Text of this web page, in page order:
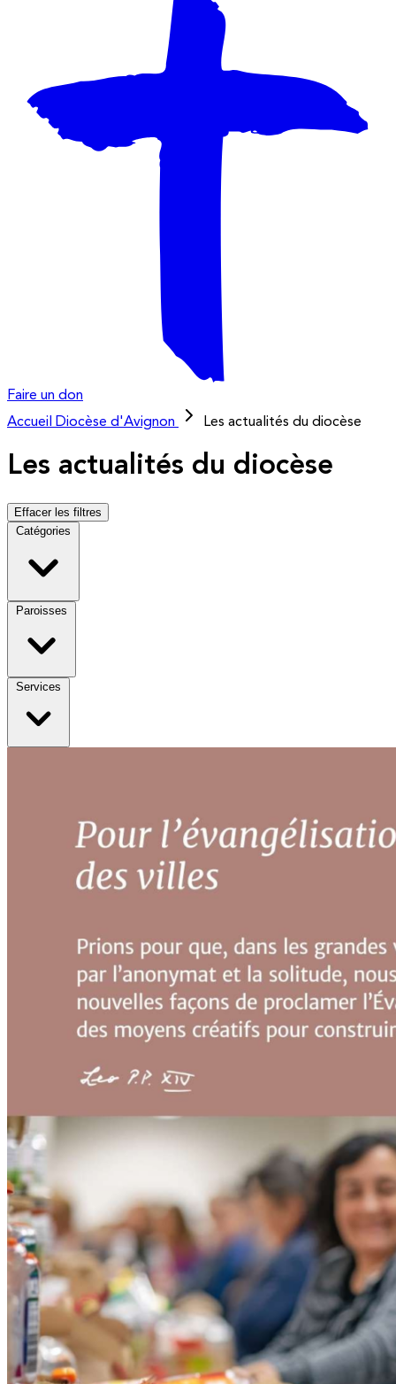
Faire un don
Accueil
Diocèse d'Avignon Les actualités du diocèse
Les actualités du diocèse
Effacer les filtres
Catégories
Paroisses
Services